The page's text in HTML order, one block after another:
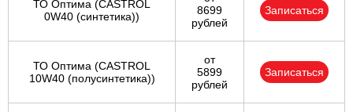
ТО Оптима (CASTROL
0W40 (синтетика))
8699
рублей
Записаться
ТО Оптима (CASTROL
10W40 (полусинтетика))
от
5899
рублей
Записаться